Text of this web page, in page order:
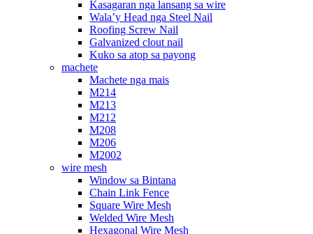
Kasagaran nga lansang sa wire
Wala’y Head nga Steel Nail
Roofing Screw Nail
Galvanized clout nail
Kuko sa atop sa payong
machete
Machete nga mais
M214
M213
M212
M208
M206
M2002
wire mesh
Window sa Bintana
Chain Link Fence
Square Wire Mesh
Welded Wire Mesh
Hexagonal Wire Mesh